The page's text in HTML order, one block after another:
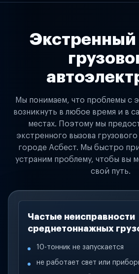
Экстренный
Мы понимаем, что проблемы с
возникнуть в любое время и в
местах. Поэтому мы
экстренного вызова
городе Асбест. Мы быстро
устраним проблему, чтобы вы
свой путь.
Частые неисправности
среднетоннажных
10-тонник не запускается
не работает свет или